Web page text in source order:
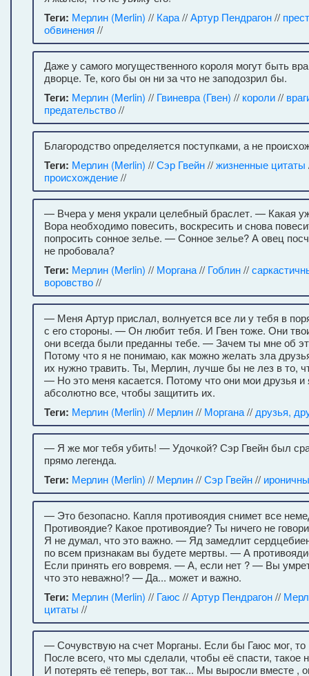
Теги: Мерлин (Merlin) // Кара//Артур Пендрагон//
обвинения //
Даже у самого могущественного короля могут быть
дворце. Те, кого бы он ни за что не заподозрил бы.
Теги: Мерлин (Merlin) // Гвиневра (Гвен) // короли//
предательство//
Благородство определяется поступками, а не
Теги: Мерлин (Merlin) //Сэр Гвейн//жизненные цитаты
происхождение//
— Вчера у меня украли целебный браслет. — Какая
Вора необходимо повесить, воскресить и снова
попросить сонное зелье. — Сонное зелье? А овец
не пробовала?
Теги: Мерлин (Merlin) // Моргана// Гоблин//
воровство//
— Меня Артур прислал, волнуется все ли у тебя в
с его стороны. — Он любит тебя. И Гвен тоже. Они
они всегда были преданны тебе. — Зачем ты мне об
Потому что я не понимаю, как можно желать зла
их нужно травить. Ты, Мерлин, лучше бы не лез в то,
— Но это меня касается. Потому что они мои друзья
абсолютно все, чтобы защитить их.
Теги: Мерлин (Merlin) // Мерлин// Моргана// друзья,
— Я же мог тебя убить! — Удочкой? Сэр Гвейн был
прямо легенда.
Теги: Мерлин (Merlin) // Мерлин//Сэр Гвейн//
— Это безопасно. Капля противоядия снимет все
Противоядие? Какое противоядие? Ты ничего не
Я не думал, что это важно. — Яд замедлит
по всем признакам вы будете мертвы. — А
Если принять его вовремя. — А, если нет ? — Вы
что это неважно!? — Да... может и важно.
Теги: Мерлин (Merlin) // Гаюс //Артур Пендрагон//
цитаты //
— Сочувствую на счет Морганы. Если бы Гаюс мог,
После всего, что мы сделали, чтобы её спасти, такое
И потерять её теперь, вот так... Мы выросли вместе ,